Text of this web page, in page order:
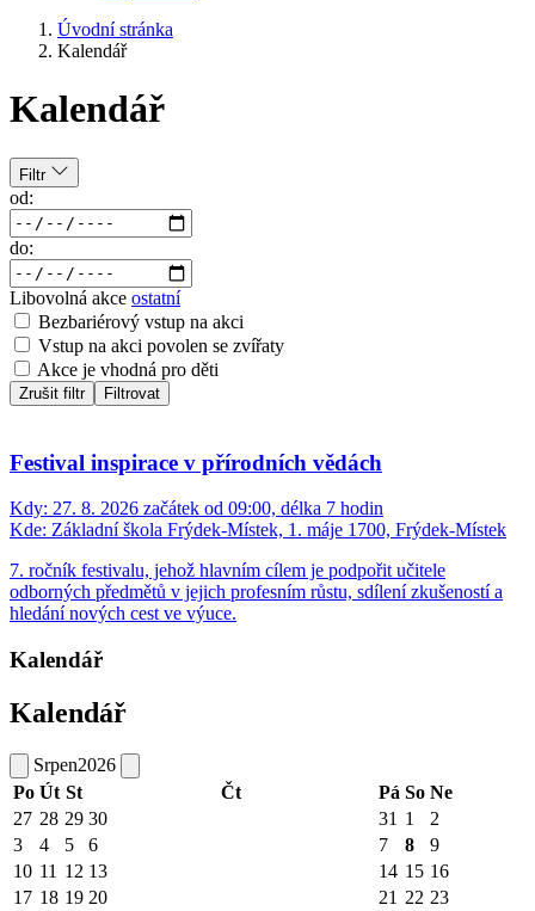
Úvodní stránka
Kalendář
Kalendář
Filtr
od:
do:
Libovolná akce ostatní
Bezbariérový vstup na akci
Vstup na akci povolen se zvířaty
Akce je vhodná pro děti
Zrušit filtr Filtrovat
Festival inspirace v přírodních vědách
Kdy: 27. 8. 2026 začátek od 09:00, délka 7 hodin
Kde: Základní škola Frýdek-Místek, 1. máje 1700, Frýdek-Místek
7. ročník festivalu, jehož hlavním cílem je podpořit učitele
odborných předmětů v jejich profesním růstu, sdílení zkušeností a
hledání nových cest ve výuce.
Kalendář
Kalendář
Srpen2026
Po Út St Čt Pá So Ne
27 28 29 30 31 1
2
3
4 5 6 7 8
9
10 11 12 13 14 15 16
17 18 19 20 21 22 23